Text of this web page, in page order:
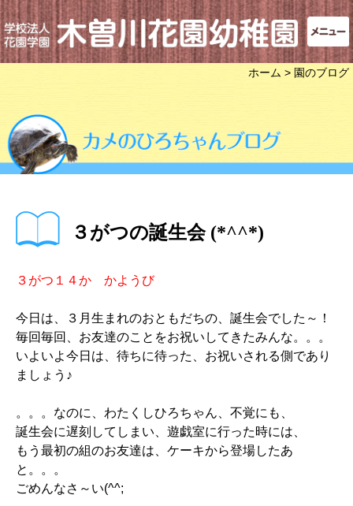
ホーム > 園のブログ
３がつの誕生会 (*^^*)
３がつ１４か かようび
今日は、３月生まれのおともだちの、誕生会でした～！
毎回毎回、お友達のことをお祝いしてきたみんな。。。
いよいよ今日は、待ちに待った、お祝いされる側であり
ましょう♪
。。。なのに、わたくしひろちゃん、不覚にも、
誕生会に遅刻してしまい、遊戯室に行った時には、
もう最初の組のお友達は、ケーキから登場したあ
と。。。
ごめんなさ～い(^^;